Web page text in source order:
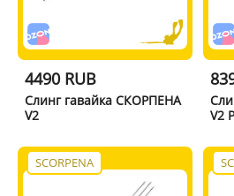
4490 RUB
Слинг гавайка СКОРПЕНА
V2
V2
SCORPENA